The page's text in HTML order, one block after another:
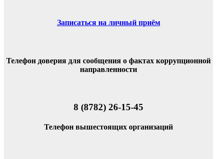
Записаться на личный приём
Телефон доверия для сообщения о фактах коррупционной
направленности
8 (8782) 26-15-45
Телефон вышестоящих организаций